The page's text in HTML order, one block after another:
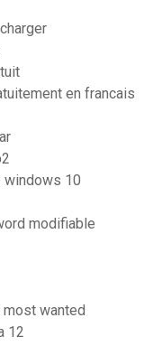
en francais
windows 10
modifiable
wanted
12